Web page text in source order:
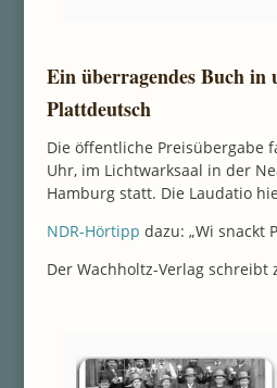
Ein überragendes Buch in
Plattdeutsch
Die öffentliche Preisübergabe
Uhr, im Lichtwarksaal in der
Hamburg statt. Die Laudatio
NDR-Hörtipp dazu: „Wi snackt
Der Wachholtz-Verlag schreibt